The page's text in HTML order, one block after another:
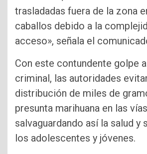
trasladadas fuera de la zona
caballos debido a la
acceso», señala el
Con este contundente golpe
criminal, las autoridades
distribución de miles de
presunta marihuana en las
salvaguardando así la salud y
los adolescentes y jóvenes.